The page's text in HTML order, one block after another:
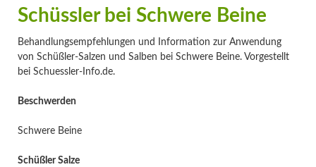
Schüssler bei Schwere Beine
Behandlungsempfehlungen und Information zur Anwendung
von Schüßler-Salzen und Salben bei Schwere Beine. Vorgestellt
bei Schuessler-Info.de.
Beschwerden
Schwere Beine
Schüßler Salze